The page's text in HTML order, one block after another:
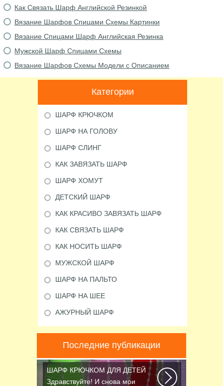
Как Связать Шарф Английской Резинкой
Вязание Шарфов Спицами Схемы Картинки
Вязание Спицами Шарф Английская Резинка
Мужской Шарф Спицами Схемы
Вязание Шарфов Схемы Модели с Описанием
Категории
ШАРФ КРЮЧКОМ
ШАРФ НА ГОЛОВУ
ШАРФ СЛИНГ
КАК ЗАВЯЗАТЬ ШАРФ
ШАРФ ХОМУТ
ДЕТСКИЙ ШАРФ
КАК КРАСИВО ЗАВЯЗАТЬ ШАРФ
КАК СВЯЗАТЬ ШАРФ
КАК НОСИТЬ ШАРФ
МУЖСКОЙ ШАРФ
ШАРФ НА ПАЛЬТО
ШАРФ НА ШЕЕ
АЖУРНЫЙ ШАРФ
Последние публикации
ШАРФ КРЮЧКОМ ДЛЯ ДЕТЕЙ
Здравствуйте! И снова мои